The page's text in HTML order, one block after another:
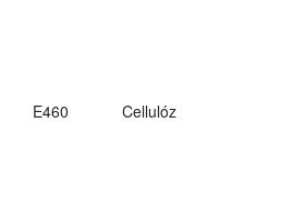
E460 Cellulóz